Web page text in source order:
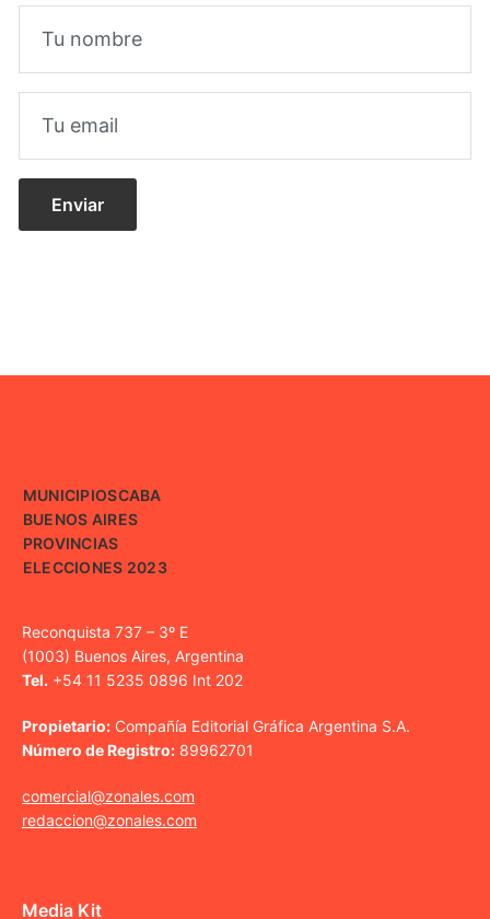
MUNICIPIOSCABA
BUENOS AIRES
PROVINCIAS
ELECCIONES 2023
Reconquista 737 – 3º E
(1003) Buenos Aires, Argentina
Tel. +54 11 5235 0896 Int 202
Propietario: Compañía Editorial Gráfica Argentina S.A.
Número de Registro: 89962701
comercial@zonales.com
redaccion@zonales.com
Media Kit